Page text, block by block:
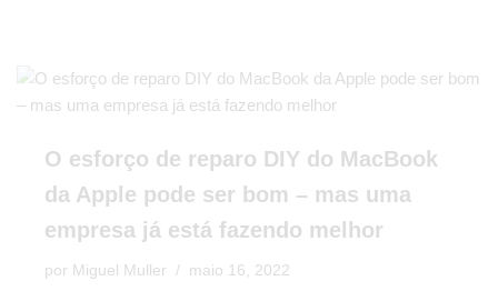
O esforço de reparo DIY do MacBook
da Apple pode ser bom – mas uma
empresa já está fazendo melhor
por Miguel Muller maio 16, 2022